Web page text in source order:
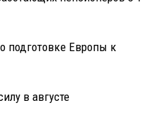
подготовке Европы к
в августе